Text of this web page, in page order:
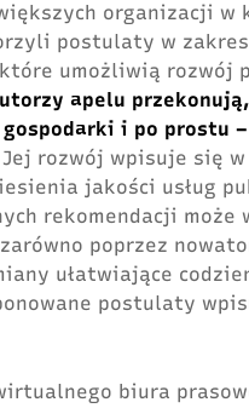
organizacji w
postulaty w
umożliwią rozwój
apelu
i po prostu
Jej rozwój wpisuje się
jakości usług
rekomendacji
poprzez
ułatwiające
postulaty
biura